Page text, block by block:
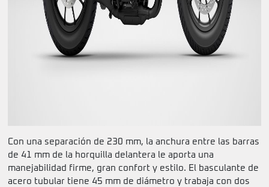
Con una separación de 230 mm, la anchura entre las barras
de 41 mm de la horquilla delantera le aporta una
manejabilidad firme, gran confort y estilo. El basculante de
acero tubular tiene 45 mm de diámetro y trabaja con dos